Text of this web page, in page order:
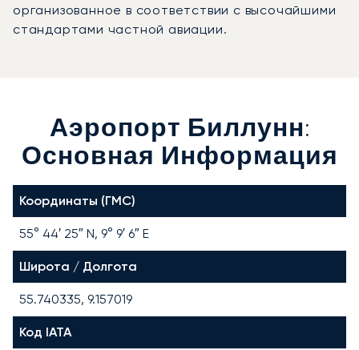
организованное в соответствии с высочайшими
стандартами частной авиации.
Аэропорт Биллунн:
Основная Информация
Координаты (ГМС)
55° 44′ 25″ N, 9° 9′ 6″ E
Широта / Долгота
55.740335, 9.157019
Код IATA